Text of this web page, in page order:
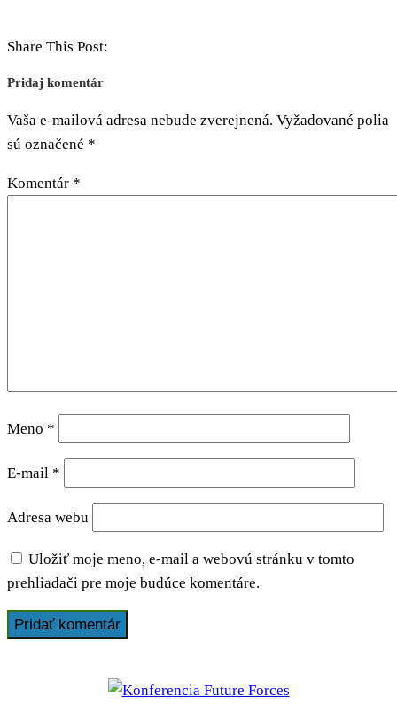
Share This Post:
Pridaj komentár
Vaša e-mailová adresa nebude zverejnená. Vyžadované polia
sú označené *
Komentár *
Meno *
E-mail *
Adresa webu
Uložiť moje meno, e-mail a webovú stránku v tomto
prehliadači pre moje budúce komentáre.